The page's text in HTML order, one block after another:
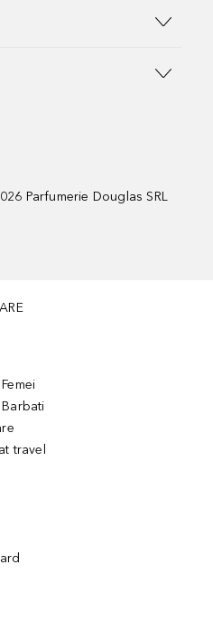
Parfumerie Douglas SRL
travel